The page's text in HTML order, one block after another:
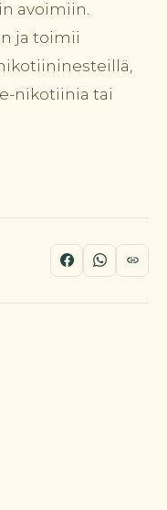
avoimiin.
ja toimii
nikotiinia tai